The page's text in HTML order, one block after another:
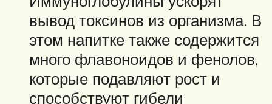
вывод токсинов из организма. В
этом напитке также содержится
много флавоноидов и фенолов,
которые подавляют рост и
способствуют гибели